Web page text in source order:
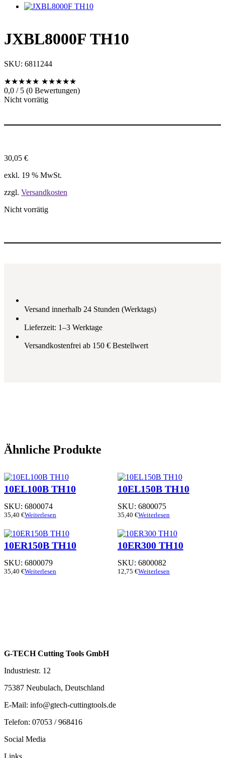
JXBL8000F TH10
SKU: 6811244
★★★★★ ★★★★★
0,0 / 5 (0 Bewertungen)
Nicht vorrätig
30,05 €
exkl. 19 % MwSt.
zzgl. Versandkosten
Nicht vorrätig
Versand innerhalb 24 Stunden (Werktags)
Lieferzeit: 1–3 Werktage
Versandkostenfrei ab 150 € Bestellwert
Ähnliche Produkte
10EL100B TH10
SKU: 6800074
35,40 €Weiterlesen
10EL150B TH10
SKU: 6800075
35,40 €Weiterlesen
10ER150B TH10
SKU: 6800079
35,40 €Weiterlesen
10ER300 TH10
SKU: 6800082
12,75 €Weiterlesen
G-TECH Cutting Tools GmbH
Industriestr. 12
75387 Neubulach, Deutschland
E-Mail: info@gtech-cuttingtools.de
Telefon: 07053 / 968416
Social Media
Links